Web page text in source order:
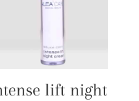
lift night